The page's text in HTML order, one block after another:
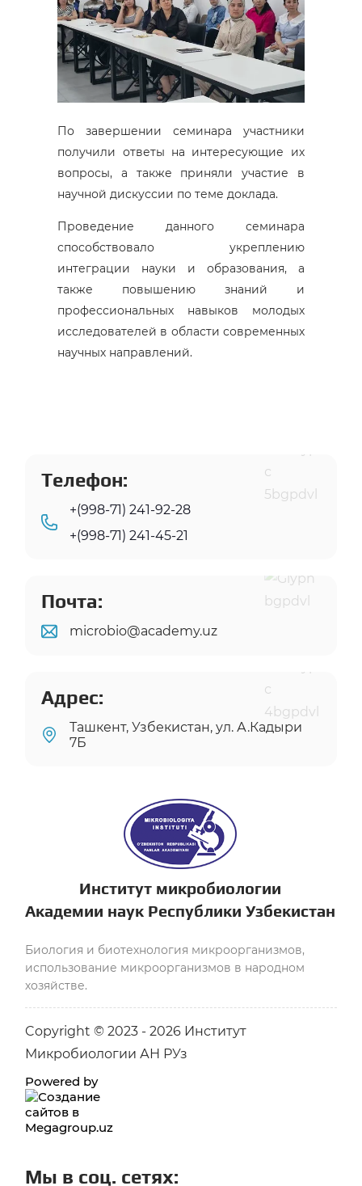
По завершении семинара участники
получили ответы на интересующие их
вопросы, а также приняли участие в
научной дискуссии по теме доклада.
Проведение данного семинара
способствовало укреплению
интеграции науки и образования, а
также повышению знаний и
профессиональных навыков молодых
исследователей в области современных
научных направлений.
Адрес:
Ташкент, Узбекистан, ул. А.Кадыри
7Б
Телефон:
+(998-71) 241-92-28
+(998-71) 241-45-21
Почта:
microbio@academy.uz
Институт микробиологии
Академии наук Республики Узбекистан
Биология и биотехнология микроорганизмов,
использование микроорганизмов в народном
хозяйстве.
Copyright © 2023 - 2026 Институт
Микробиологии АН РУз
Powered by
Мы в соц. сетях: